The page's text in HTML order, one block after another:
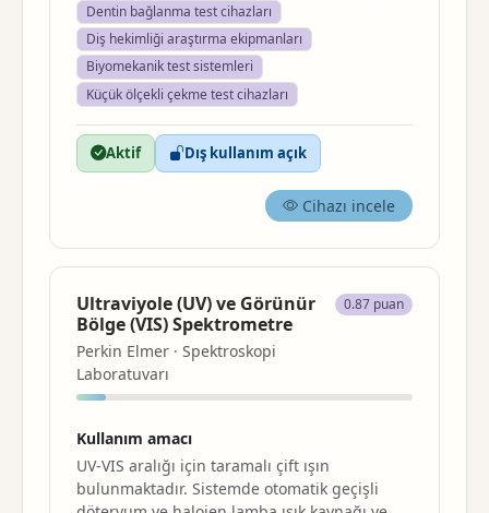
Dentin bağlanma test cihazları
Diş hekimliği araştırma ekipmanları
Biyomekanik test sistemleri
Küçük ölçekli çekme test cihazları
Aktif Dış kullanım açık
Cihazı incele
Ultraviyole (UV) ve Görünür
Bölge (VIS) Spektrometre
Perkin Elmer · Spektroskopi
Laboratuvarı
0.87 puan
Kullanım amacı
UV-VIS aralığı için taramalı çift ışın
bulunmaktadır. Sistemde otomatik geçişli